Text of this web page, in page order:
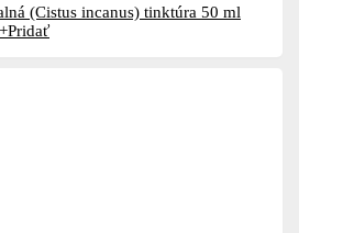
(Cistus incanus) tinktúra 50 ml
+Pridať